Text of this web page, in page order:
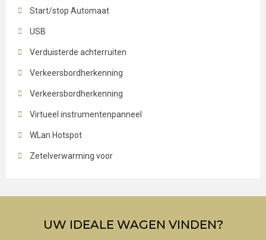
Start/stop Automaat
USB
Verduisterde achterruiten
Verkeersbordherkenning
Verkeersbordherkenning
Virtueel instrumentenpanneel
WLan Hotspot
Zetelverwarming voor
UW IDEALE WAGEN VINDEN?